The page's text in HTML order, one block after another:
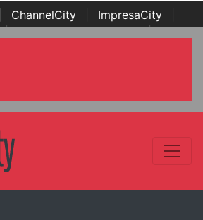
ChannelCity ImpresaCity
| Italian Channel Awards | Italian